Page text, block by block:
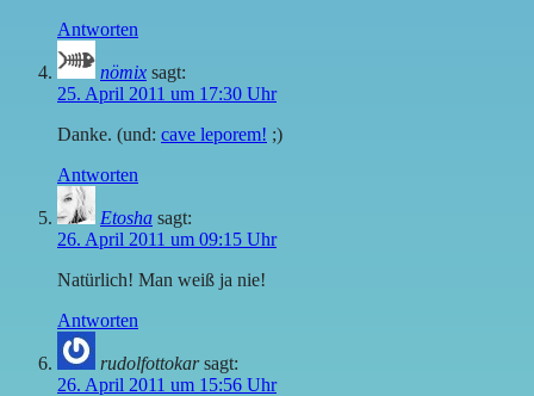
Antworten
nömix sagt:
25. April 2011 um 17:30 Uhr
Danke. (und: cave leporem! ;)
Antworten
Etosha sagt:
26. April 2011 um 09:15 Uhr
Natürlich! Man weiß ja nie!
Antworten
rudolfottokar sagt:
26. April 2011 um 15:56 Uhr